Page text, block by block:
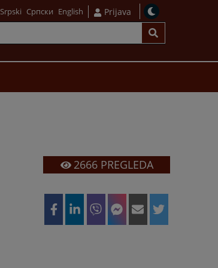
Srpski Српски English Prijava
2666PREGLEDA